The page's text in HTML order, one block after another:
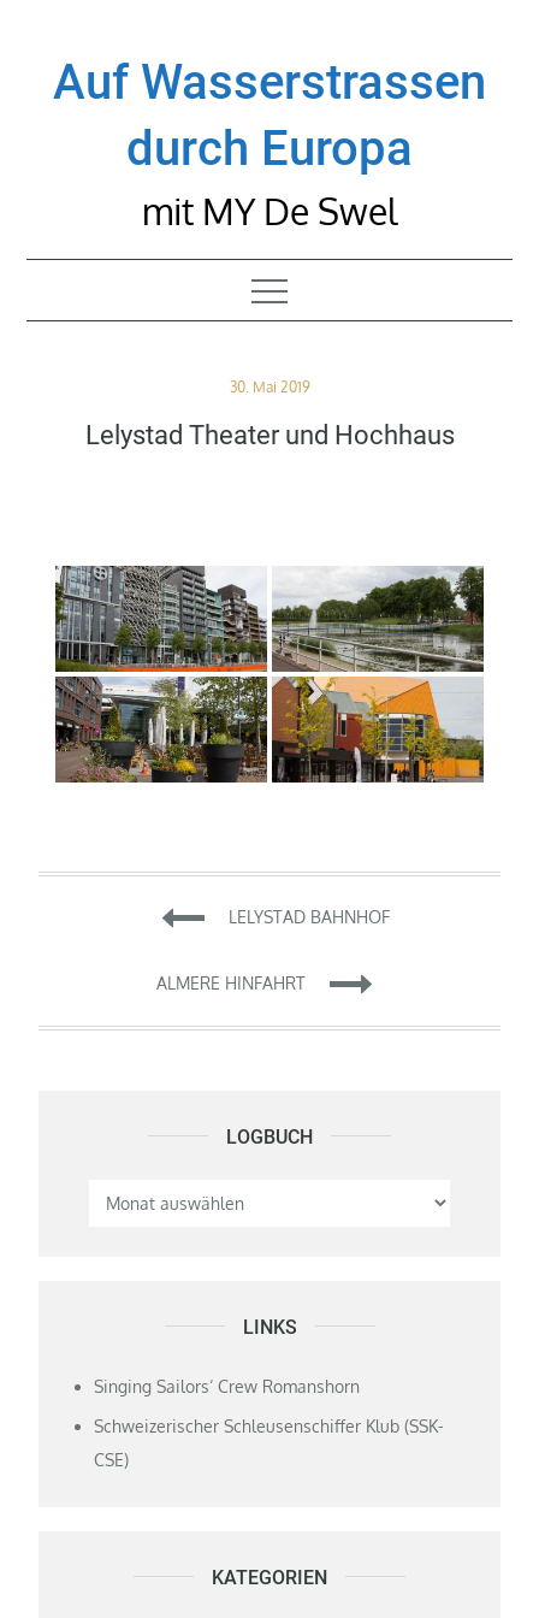
contentAuf Wasserstrassen
durch Europa
mit MY De Swel
Posted
30. Mai 2019
Lelystad Theater und Hochhaus
Beitragsnavigation
LELYSTAD BAHNHOF
ALMERE HINFAHRT
LOGBUCH Logbuch
LINKS
Singing Sailors‘ Crew Romanshorn
Schweizerischer Schleusenschiffer Klub (SSK-
CSE)
KATEGORIEN